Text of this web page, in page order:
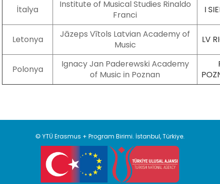
İtalya
Institute of Musical Studies Rinaldo
Franci
I
Letonya
Jāzeps Vītols Latvian Academy of
Music
LV
Polonya
Ignacy Jan Paderewski Academy
of Music in Poznan
© YTÜ Erasmus + Program Birimi. İstanbul, Türkiye.